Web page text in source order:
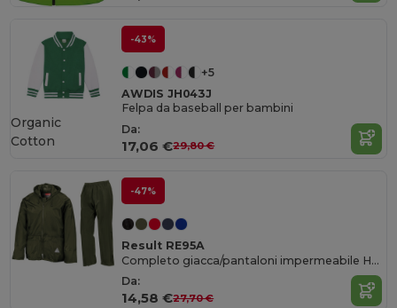
-43%
+5
AWDIS JH043J
Felpa da baseball per bambini
Da:
17,06 €29,80 €
Organic
Cotton
-47%
Result RE95A
Completo giacca/pantaloni impermeabile Heavyweight
Da:
14,58 €27,70 €